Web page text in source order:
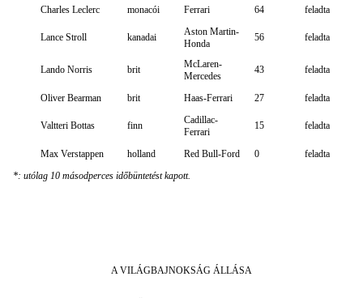
Charles Leclerc monacói Ferrari 64 feladta
Lance Stroll kanadai
Aston Martin-
Honda
56 feladta
Lando Norris brit
McLaren-
Mercedes
43 feladta
Oliver Bearman brit Haas-Ferrari 27 feladta
Valtteri Bottas finn
Cadillac-
Ferrari
15 feladta
Max Verstappen holland Red Bull-Ford 0
feladta
*: utólag 10 másodperces időbüntetést kapott.
A VILÁGBAJNOKSÁG ÁLLÁSA